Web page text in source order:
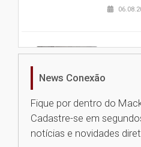
Nova
News Conexão
Fique por dentro do
Cadastre-se em
notícias e novidades